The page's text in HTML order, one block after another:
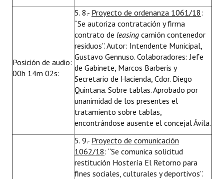
Posición de audio:
00h 14m 02s:
5. 8.- Proyecto de ordenanza 1061/18:
“Se autoriza contratación y firma
contrato de leasing camión contenedor
residuos”. Autor: Intendente Municipal,
Gustavo Gennuso. Colaboradores: Jefe
de Gabinete, Marcos Barberis y
Secretario de Hacienda, Cdor. Diego
Quintana. Sobre tablas. Aprobado por
unanimidad de los presentes el
tratamiento sobre tablas,
encontrándose ausente el concejal Ávila.
5. 9.- Proyecto de comunicación
1062/18: “Se comunica solicitud
restitución Hostería El Retorno para
fines sociales, culturales y deportivos”.